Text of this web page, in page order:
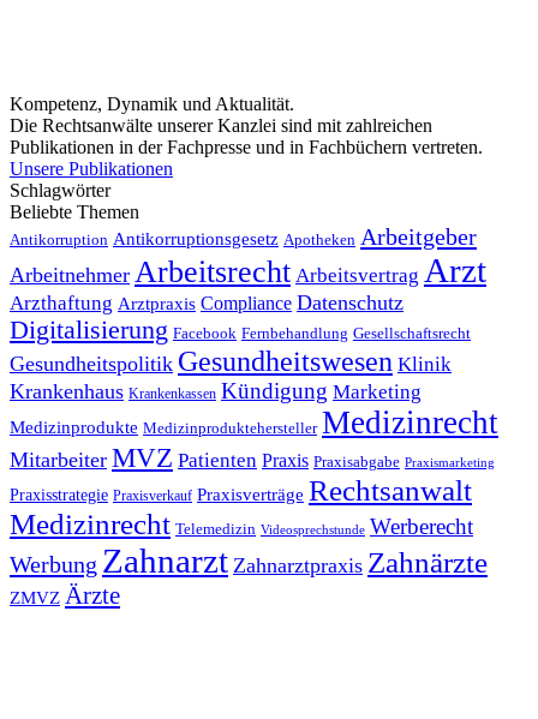
Kompetenz, Dynamik und Aktualität.
Die Rechtsanwälte unserer Kanzlei sind mit zahlreichen
Publikationen in der Fachpresse und in Fachbüchern vertreten.
Unsere Publikationen
Schlagwörter
Beliebte Themen
Antikorruption Antikorruptionsgesetz Apotheken Arbeitgeber
Arbeitnehmer Arbeitsrecht Arbeitsvertrag Arzt
Arzthaftung Arztpraxis Compliance Datenschutz
Digitalisierung Facebook Fernbehandlung Gesellschaftsrecht
Gesundheitspolitik Gesundheitswesen Klinik
Krankenhaus Krankenkassen Kündigung Marketing
Medizinprodukte Medizinproduktehersteller Medizinrecht
Mitarbeiter MVZ Patienten Praxis Praxisabgabe Praxismarketing
Praxisstrategie Praxisverkauf Praxisverträge Rechtsanwalt
Medizinrecht Telemedizin Videosprechstunde Werberecht
Werbung Zahnarzt Zahnarztpraxis Zahnärzte
ZMVZ Ärzte